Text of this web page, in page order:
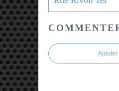
Ajouter